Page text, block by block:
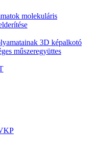
molekuláris
3D képalkotó
műszeregyüttes